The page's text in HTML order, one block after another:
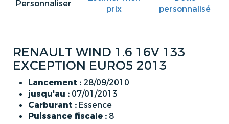
Personnaliser
prix
personnalisé
RENAULT WIND 1.6 16V 133
EXCEPTION EURO5 2013
Lancement : 28/09/2010
jusqu'au : 07/01/2013
Carburant : Essence
Puissance fiscale : 8